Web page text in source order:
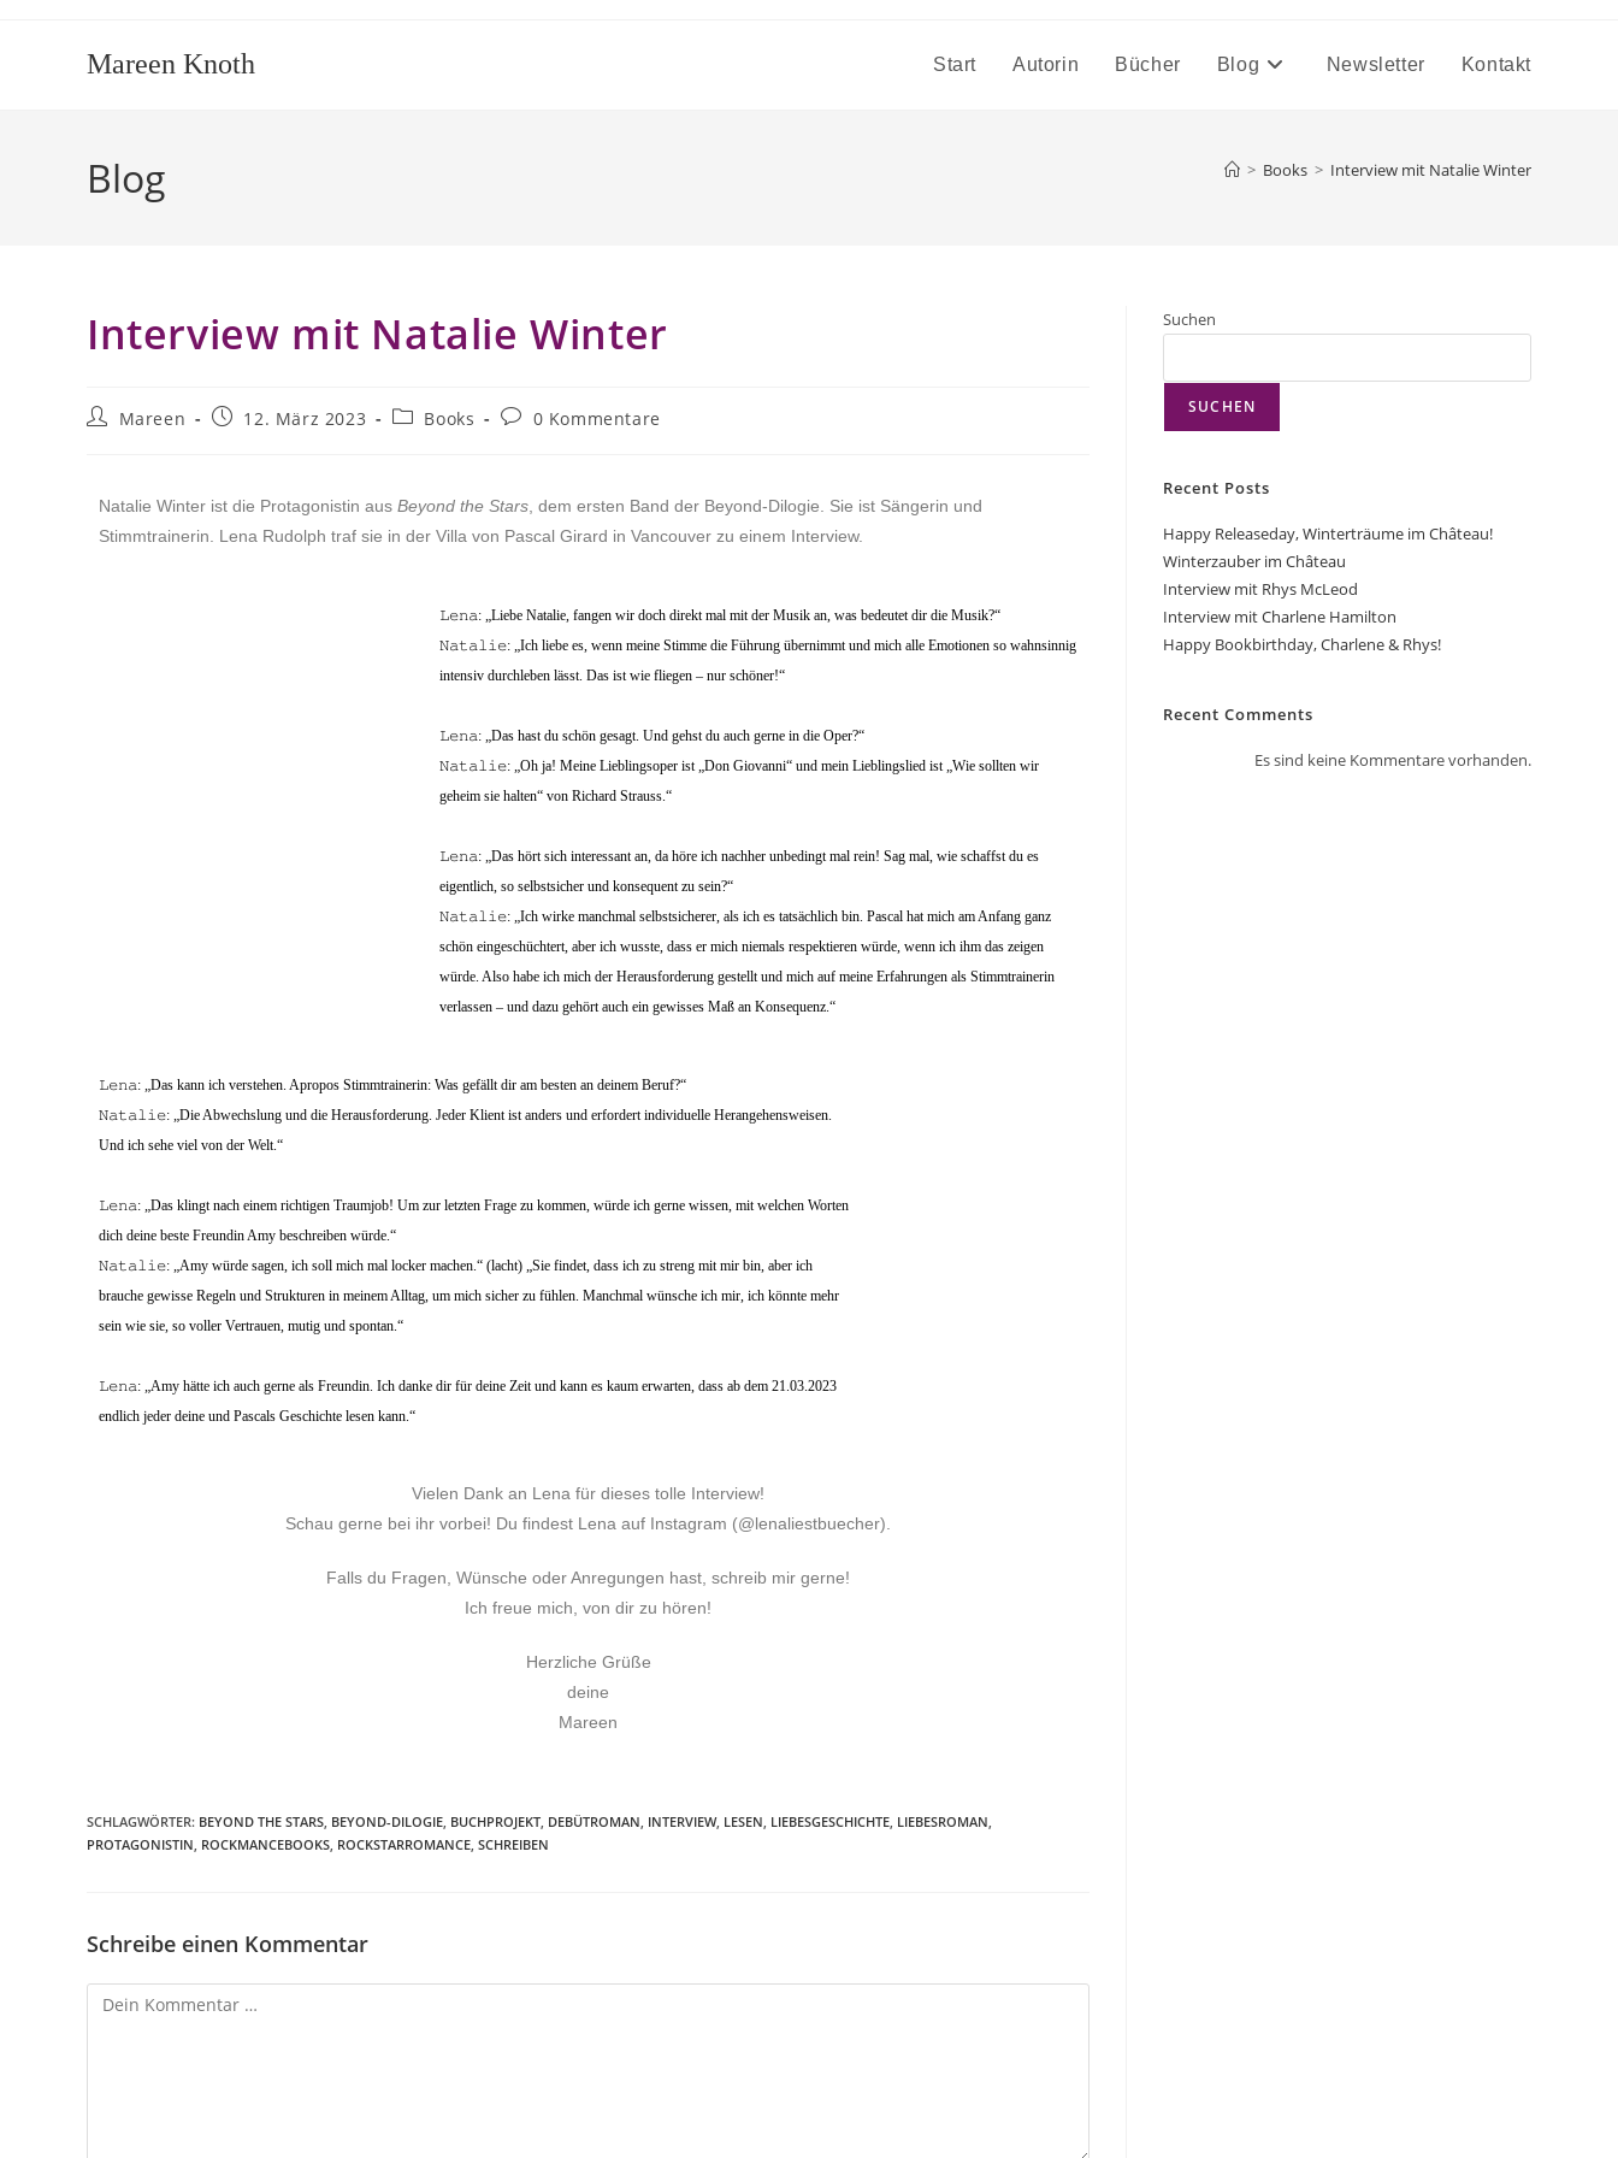
Mareen Knoth Start Autorin Bücher Blog Newsletter Kontakt
Blog > Books > Interview mit Natalie Winter
Interview mit Natalie Winter
Mareen 12. März 2023 Books 0 Kommentare
Natalie Winter ist die Protagonistin aus Beyond the Stars , dem ersten Band der Beyond-Dilogie. Sie ist Sängerin und
Stimmtrainerin. Lena Rudolph traf sie in der Villa von Pascal Girard in Vancouver zu einem Interview.
𝙻𝚎𝚗𝚊: „Liebe Natalie, fangen wir doch direkt mal mit der Musik an, was bedeutet dir die Musik?“
𝙽𝚊𝚝𝚊𝚕𝚒𝚎: „Ich liebe es, wenn meine Stimme die Führung übernimmt und mich alle Emotionen so wahnsinnig
intensiv durchleben lässt. Das ist wie fliegen – nur schöner!“
𝙻𝚎𝚗𝚊: „Das hast du schön gesagt. Und gehst du auch gerne in die Oper?“
𝙽𝚊𝚝𝚊𝚕𝚒𝚎: „Oh ja! Meine Lieblingsoper ist „Don Giovanni“ und mein Lieblingslied ist „Wie sollten wir
geheim sie halten“ von Richard Strauss.“
𝙻𝚎𝚗𝚊: „Das hört sich interessant an, da höre ich nachher unbedingt mal rein! Sag mal, wie schaffst du es
eigentlich, so selbstsicher und konsequent zu sein?“
𝙽𝚊𝚝𝚊𝚕𝚒𝚎: „Ich wirke manchmal selbstsicherer, als ich es tatsächlich bin. Pascal hat mich am Anfang ganz
schön eingeschüchtert, aber ich wusste, dass er mich niemals respektieren würde, wenn ich ihm das zeigen
würde. Also habe ich mich der Herausforderung gestellt und mich auf meine Erfahrungen als Stimmtrainerin
verlassen – und dazu gehört auch ein gewisses Maß an Konsequenz.“
𝙻𝚎𝚗𝚊: „Das kann ich verstehen. Apropos Stimmtrainerin: Was gefällt dir am besten an deinem Beruf?“
𝙽𝚊𝚝𝚊𝚕𝚒𝚎: „Die Abwechslung und die Herausforderung. Jeder Klient ist anders und erfordert individuelle Herangehensweisen.
Und ich sehe viel von der Welt.“
𝙻𝚎𝚗𝚊: „Das klingt nach einem richtigen Traumjob! Um zur letzten Frage zu kommen, würde ich gerne wissen, mit welchen Worten
dich deine beste Freundin Amy beschreiben würde.“
𝙽𝚊𝚝𝚊𝚕𝚒𝚎: „Amy würde sagen, ich soll mich mal locker machen.“ (lacht) „Sie findet, dass ich zu streng mit mir bin, aber ich
brauche gewisse Regeln und Strukturen in meinem Alltag, um mich sicher zu fühlen. Manchmal wünsche ich mir, ich könnte mehr
sein wie sie, so voller Vertrauen, mutig und spontan.“
𝙻𝚎𝚗𝚊: „Amy hätte ich auch gerne als Freundin. Ich danke dir für deine Zeit und kann es kaum erwarten, dass ab dem 21.03.2023
endlich jeder deine und Pascals Geschichte lesen kann.“
Vielen Dank an Lena für dieses tolle Interview!
Schau gerne bei ihr vorbei! Du findest Lena auf Instagram (@lenaliestbuecher).
Falls du Fragen, Wünsche oder Anregungen hast, schreib mir gerne!
Ich freue mich, von dir zu hören!
Herzliche Grüße
deine
Mareen
SCHLAGWÖRTER: BEYOND THE STARS, BEYOND-DILOGIE, BUCHPROJEKT, DEBÜTROMAN, INTERVIEW, LESEN, LIEBESGESCHICHTE, LIEBESROMAN,
PROTAGONISTIN, ROCKMANCEBOOKS, ROCKSTARROMANCE, SCHREIBEN
Schreibe einen Kommentar
Suchen
SUCHEN
Recent Posts
Happy Releaseday, Winterträume im Château!
Winterzauber im Château
Interview mit Rhys McLeod
Interview mit Charlene Hamilton
Happy Bookbirthday, Charlene & Rhys!
Recent Comments
Es sind keine Kommentare vorhanden.